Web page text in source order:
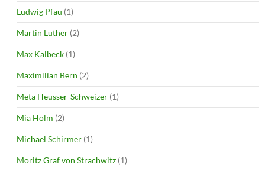
Ludwig Pfau (1)
Martin Luther (2)
Max Kalbeck (1)
Maximilian Bern (2)
Meta Heusser-Schweizer (1)
Mia Holm (2)
Michael Schirmer (1)
Moritz Graf von Strachwitz (1)